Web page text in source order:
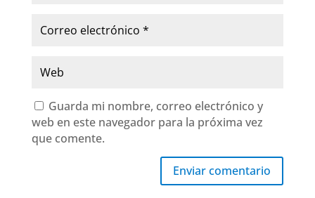
Guarda mi nombre, correo electrónico y
web en este navegador para la próxima vez
que comente.
Enviar comentario